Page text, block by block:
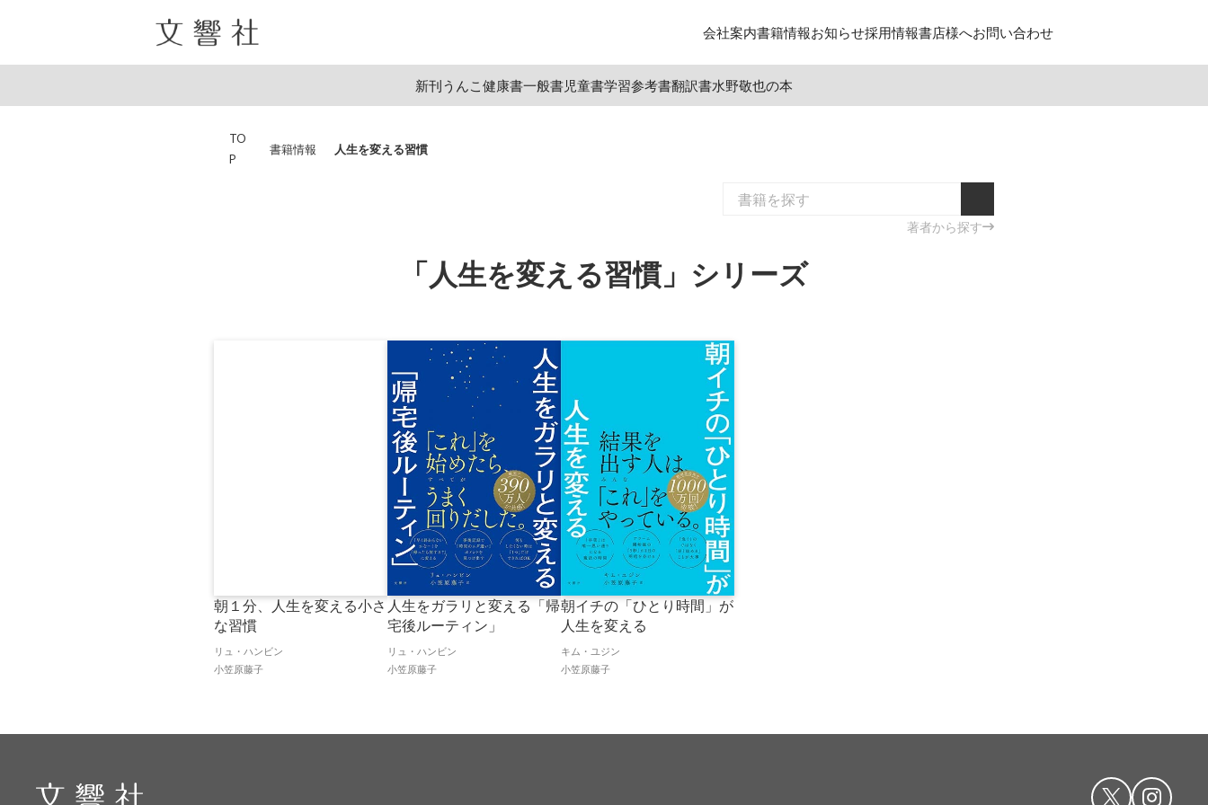
会社案内書籍情報お知らせ採用情報書店様へお問い合わせ
新刊うんこ 健康書一般書児童書学習参考書翻訳書水野敬也の本
TO
P
書籍情報 人生を変える習慣
著者から探す
「人生を変える習慣」シリーズ
朝１分、人生を変える小さ
な習慣
リュ・ハンビン
小笠原藤子
人生をガラリと変える「帰
宅後ルーティン」
リュ・ハンビン
小笠原藤子
朝イチの「ひとり時間」が
人生を変える
キム・ユジン
小笠原藤子